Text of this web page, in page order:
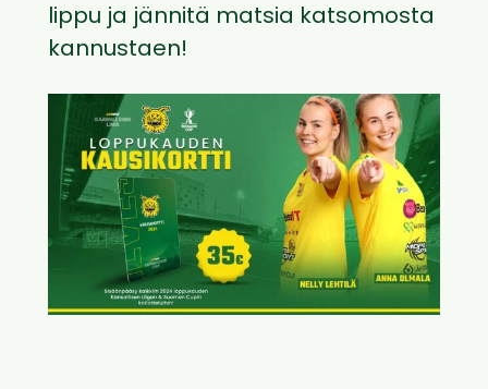
lippu ja jännitä matsia katsomosta
kannustaen!